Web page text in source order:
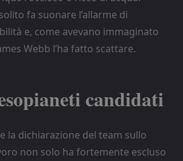
fa suonare l’allarme di
e, come avevano immaginato
Webb l’ha fatto scattare.
candidati
la dichiarazione del team sullo
non solo ha fortemente escluso